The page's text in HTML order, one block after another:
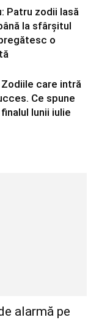
Patru zodii lasă
la sfârșitul
o
care intră
Ce spune
lunii iulie
alarmă pe